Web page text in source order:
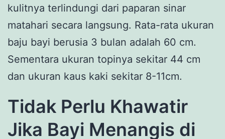
kulitnya terlindungi dari paparan sinar
matahari secara langsung. Rata-rata ukuran
baju bayi berusia 3 bulan adalah 60 cm.
Sementara ukuran topinya sekitar 44 cm
dan ukuran kaus kaki sekitar 8-11cm.
Tidak Perlu Khawatir
Jika Bayi Menangis di